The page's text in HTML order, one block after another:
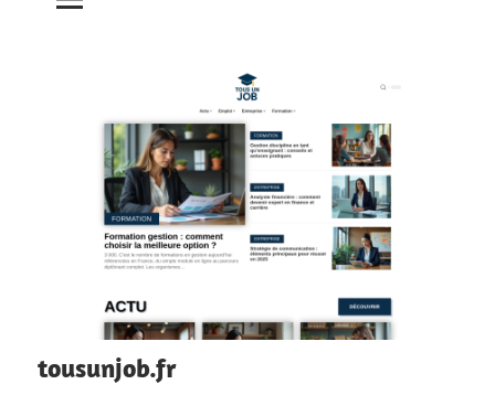
tousunjob.fr